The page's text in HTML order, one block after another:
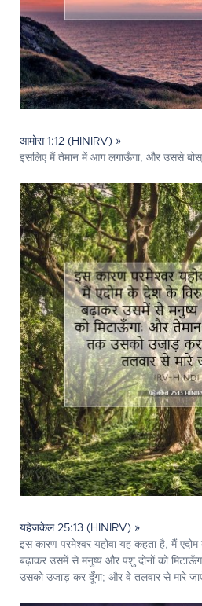
आमोस 1:12 (HINIRV) »
इसलिए मैं तेमान में आग लगाऊँगा, और उससे
यहेजकेल 25:13 (HINIRV) »
इस कारण परमेश्‍वर यहोवा यह कहता है, मैं
बढ़ाकर उसमें से मनुष्य और पशु दोनों को
उसको उजाड़ कर दूँगा; और वे तलवार से मारे